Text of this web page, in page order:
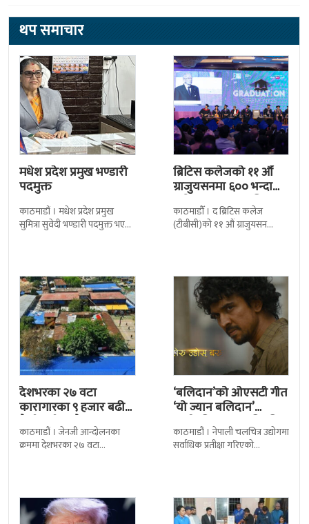
थप समाचार
मधेश प्रदेश प्रमुख भण्डारी
पदमुक्त
काठमाडौं । मधेश प्रदेश प्रमुख
सुमित्रा सुवेदी भण्डारी पदमुक्त भएकी
ब्रिटिस कलेजको ११ औँ
ग्राजुयसनमा ६०० भन्दा
बढी ग्राजुयट सम्मानित
काठमाडौँ । द ब्रिटिस कलेज
(टीबीसी)को ११ औं ग्राजुयसन
देशभरका २७ वटा
कारागारका ९ हजार बढी
कैदीबन्दी अझै फरार
काठमाडौं । जेनजी आन्दोलनका
क्रममा देशभरका २७ वटा
‘बलिदान’को ओएसटी गीत
‘यो ज्यान बलिदान’
सार्वजनिक, मातृभूमिप्रति
पुत्रको भावनात्मक…
काठमाडौं । नेपाली चलचित्र उद्योगमा
सर्वाधिक प्रतीक्षा गरिएको